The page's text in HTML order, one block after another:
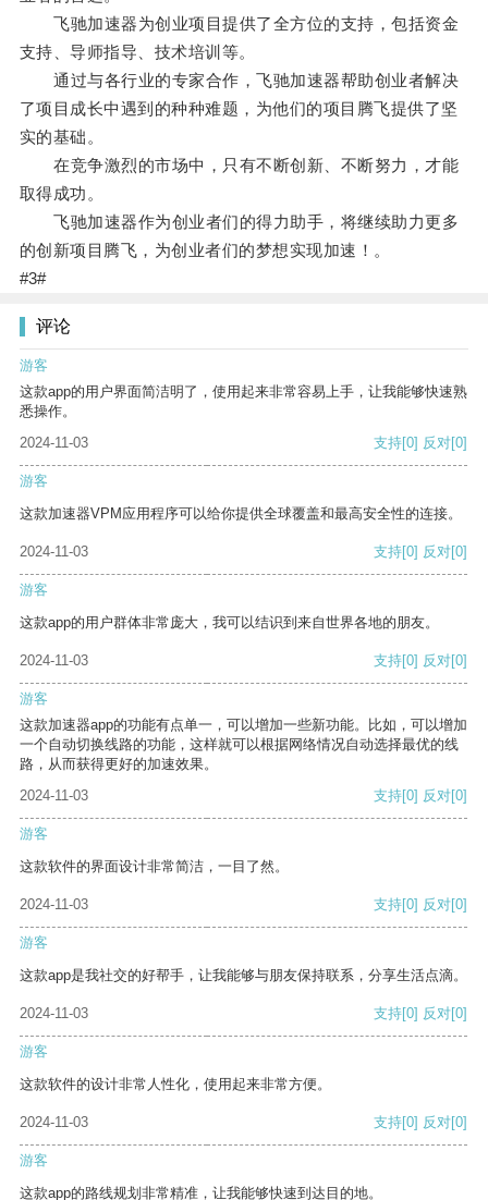
飞驰加速器为创业项目提供了全方位的支持，包括资金
支持、导师指导、技术培训等。
通过与各行业的专家合作，飞驰加速器帮助创业者解决
了项目成长中遇到的种种难题，为他们的项目腾飞提供了坚
实的基础。
在竞争激烈的市场中，只有不断创新、不断努力，才能
取得成功。
飞驰加速器作为创业者们的得力助手，将继续助力更多
的创新项目腾飞，为创业者们的梦想实现加速！。
#3#
评论
游客
这款app的用户界面简洁明了，使用起来非常容易上手，让我能够快速熟
悉操作。
2024-11-03
支持[0] 反对[0]
游客
这款加速器VPM应用程序可以给你提供全球覆盖和最高安全性的连接。
2024-11-03 支持[0] 反对[0]
游客
这款app的用户群体非常庞大，我可以结识到来自世界各地的朋友。
2024-11-03 支持[0] 反对[0]
游客
这款加速器app的功能有点单一，可以增加一些新功能。比如，可以增加
一个自动切换线路的功能，这样就可以根据网络情况自动选择最优的线
路，从而获得更好的加速效果。
2024-11-03
支持[0] 反对[0]
游客
这款软件的界面设计非常简洁，一目了然。
2024-11-03 支持[0] 反对[0]
游客
这款app是我社交的好帮手，让我能够与朋友保持联系，分享生活点滴。
2024-11-03 支持[0] 反对[0]
游客
这款软件的设计非常人性化，使用起来非常方便。
2024-11-03 支持[0] 反对[0]
游客
这款app的路线规划非常精准，让我能够快速到达目的地。